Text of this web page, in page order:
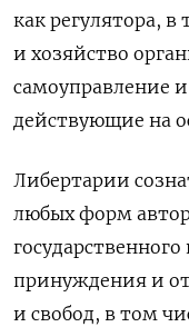
как регулятора,
и хозяйство
самоуправление
действующие на
Либертарии
любых форм
принуждения и
и свобод, в том